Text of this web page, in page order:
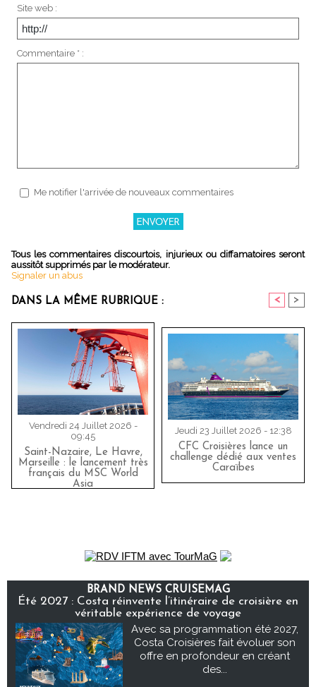
Site web :
Commentaire * :
Me notifier l'arrivée de nouveaux commentaires
Tous les commentaires discourtois, injurieux ou diffamatoires seront
aussitôt supprimés par le modérateur.
Signaler un abus
DANS LA MÊME RUBRIQUE : < >
Vendredi 24 Juillet 2026 -
09:45
Saint-Nazaire, Le Havre,
Marseille : le lancement très
français du MSC World
Asia
Jeudi 23 Juillet 2026 - 12:38
CFC Croisières lance un
challenge dédié aux ventes
Caraïbes
BRAND NEWS CRUISEMAG
Été 2027 : Costa réinvente l’itinéraire de croisière en
véritable expérience de voyage
Avec sa programmation été 2027,
Costa Croisières fait évoluer son
offre en profondeur en créant
des...